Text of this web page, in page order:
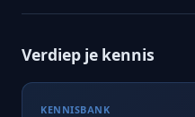
Verdiep je kennis
KENNISBANK